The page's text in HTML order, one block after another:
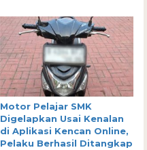
Motor Pelajar SMK
Digelapkan Usai Kenalan
di Aplikasi Kencan Online,
Pelaku Berhasil Ditangkap